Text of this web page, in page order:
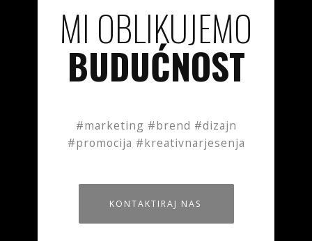
MI OBLIKUJEMO
BUDUĆNOST
#marketing #brend #dizajn
#promocija #kreativnarjesenja
KONTAKTIRAJ NAS